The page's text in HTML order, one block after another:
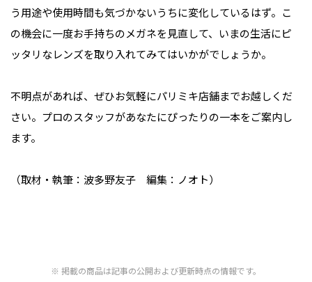
う用途や使用時間も気づかないうちに変化しているはず。こ
の機会に一度お手持ちのメガネを見直して、いまの生活にピ
ッタリなレンズを取り入れてみてはいかがでしょうか。
不明点があれば、ぜひお気軽にパリミキ店舗までお越しくだ
さい。プロのスタッフがあなたにぴったりの一本をご案内し
ます。
（取材・執筆：波多野友子 編集：ノオト）
掲載の商品は記事の公開および更新時点の情報です。